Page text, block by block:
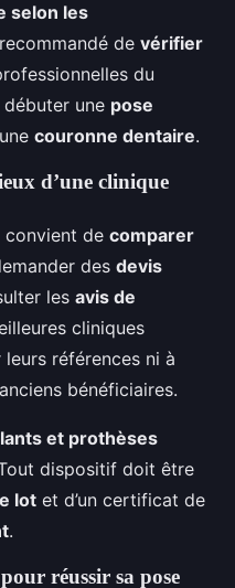
selon les
de vérifier
du
une pose
couronne dentaire.
d’une clinique
convient de comparer
des devis
les avis de
cliniques
leurs références ni à
bénéficiaires.
et prothèses
dispositif doit être
lot et d’un certificat de
.
réussir sa pose